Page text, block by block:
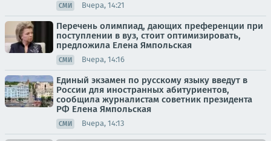
СМИ Вчера, 14:21
Перечень олимпиад, дающих преференции при
поступлении в вуз, стоит оптимизировать,
предложила Елена Ямпольская
СМИ Вчера, 14:16
Единый экзамен по русскому языку введут в
России для иностранных абитуриентов,
сообщила журналистам советник президента
РФ Елена Ямпольская
СМИ Вчера, 14:13